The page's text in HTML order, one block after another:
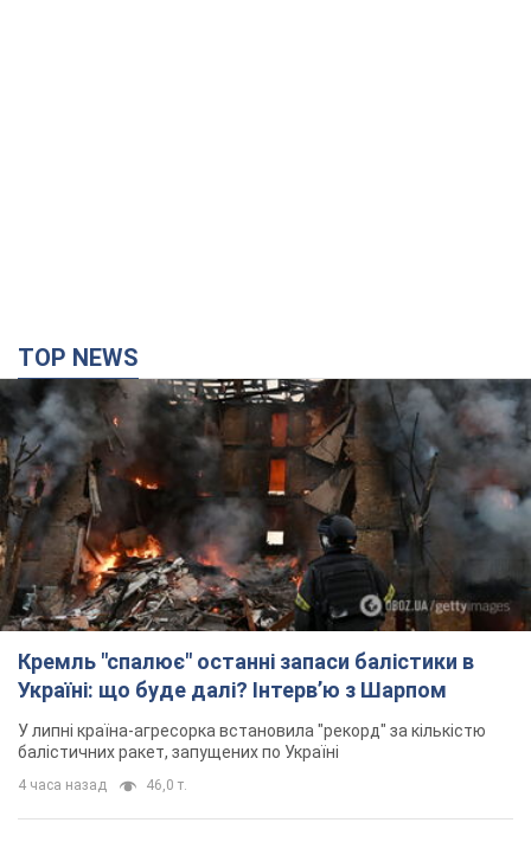
TOP NEWS
Кремль "спалює" останні запаси балістики в
Україні: що буде далі? Інтерв’ю з Шарпом
У липні країна-агресорка встановила "рекорд" за кількістю
балістичних ракет, запущених по Україні
4 часа назад 46,0 т.